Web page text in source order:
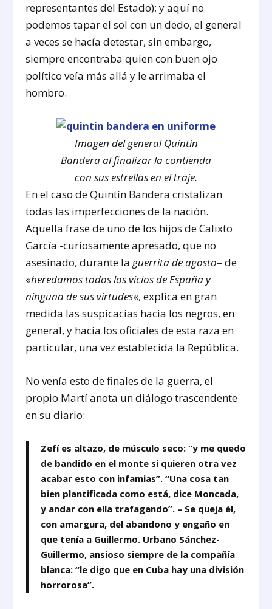
representantes del Estado); y aquí no
podemos tapar el sol con un dedo, el general
a veces se hacía detestar, sin embargo,
siempre encontraba quien con buen ojo
político veía más allá y le arrimaba el
hombro.
Imagen del general Quintín
Bandera al finalizar la contienda
con sus estrellas en el traje.
En el caso de Quintín Bandera cristalizan
todas las imperfecciones de la nación.
Aquella frase de uno de los hijos de Calixto
García -curiosamente apresado, que no
asesinado, durante laguerrita de agosto– de
«heredamos todos los vicios de España y
ninguna de sus virtudes«, explica en gran
medida las suspicacias hacia los negros, en
general, y hacia los oficiales de esta raza en
particular, una vez establecida la República.
No venía esto de finales de la guerra, el
propio Martí anota un diálogo trascendente
en su diario:
Zefí es altazo, de músculo seco: “y me quedo
de bandido en el monte si quieren otra vez
acabar esto con infamias”. “Una cosa tan
bien plantificada como está, dice Moncada,
y andar con ella trafagando”. – Se queja él,
con amargura, del abandono y engaño en
que tenía a Guillermo. Urbano Sánchez-
Guillermo, ansioso siempre de la compañía
blanca: “le digo que en Cuba hay una división
horrorosa”.